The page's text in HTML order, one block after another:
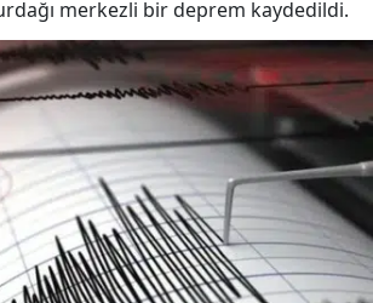
merkezli bir deprem kaydedildi.